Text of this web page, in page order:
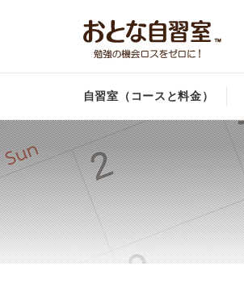
自習室（コースと料金）